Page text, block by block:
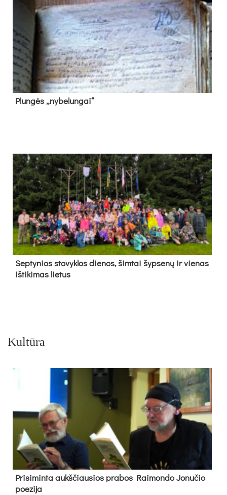
Plun­gės „ny­be­lun­gai“
Sep­ty­nios sto­vyk­los die­nos, šim­tai šyp­se­nų ir vie­nas
iš­ti­ki­mas lie­tus
Kultūra
Pri­si­min­ta aukš­čiau­sios pra­bos Rai­mon­do Jo­nu­čio
poe­zi­ja